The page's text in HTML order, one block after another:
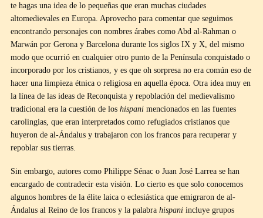
te hagas una idea de lo pequeñas que eran muchas ciudades
altomedievales en Europa. Aprovecho para comentar que seguimos
encontrando personajes con nombres árabes como Abd al-Rahman o
Marwán por Gerona y Barcelona durante los siglos IX y X, del mismo
modo que ocurrió en cualquier otro punto de la Península conquistado o
incorporado por los cristianos, y es que oh sorpresa no era común eso de
hacer una limpieza étnica o religiosa en aquella época. Otra idea muy en
la línea de las ideas de Reconquista y repoblación del medievalismo
tradicional era la cuestión de los hispani mencionados en las fuentes
carolingias, que eran interpretados como refugiados cristianos que
huyeron de al-Ándalus y trabajaron con los francos para recuperar y
repoblar sus tierras.
Sin embargo, autores como Philippe Sénac o Juan José Larrea se han
encargado de contradecir esta visión. Lo cierto es que solo conocemos
algunos hombres de la élite laica o eclesiástica que emigraron de al-
Ándalus al Reino de los francos y la palabra hispani incluye grupos